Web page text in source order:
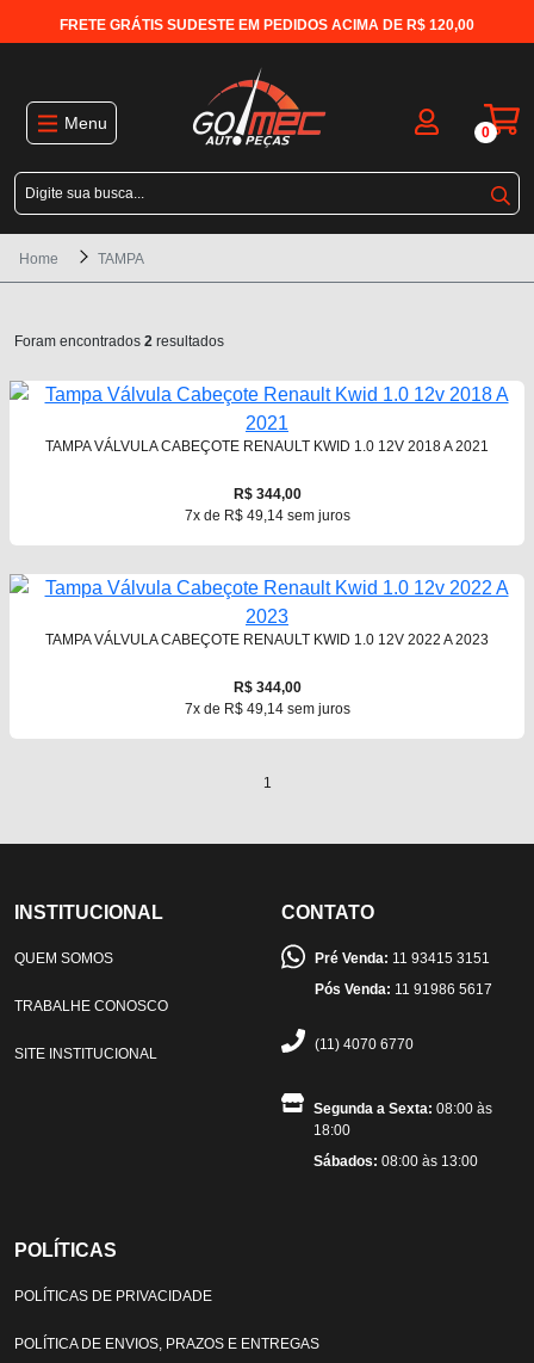
FRETE GRÁTIS SUDESTE EM PEDIDOS ACIMA DE R$ 120,00
Menu 0
Home TAMPA
Foram encontrados 2 resultados
TAMPA VÁLVULA CABEÇOTE RENAULT KWID 1.0 12V 2018 A 2021
R$ 344,00
7x de R$ 49,14 sem juros
TAMPA VÁLVULA CABEÇOTE RENAULT KWID 1.0 12V 2022 A 2023
R$ 344,00
7x de R$ 49,14 sem juros
1
INSTITUCIONAL
QUEM SOMOS
TRABALHE CONOSCO
SITE INSTITUCIONAL
CONTATO
Pré Venda: 11 93415 3151
Pós Venda: 11 91986 5617
(11) 4070 6770
Segunda a Sexta: 08:00 às
18:00
Sábados: 08:00 às 13:00
POLÍTICAS
POLÍTICAS DE PRIVACIDADE
POLÍTICA DE ENVIOS, PRAZOS E ENTREGAS